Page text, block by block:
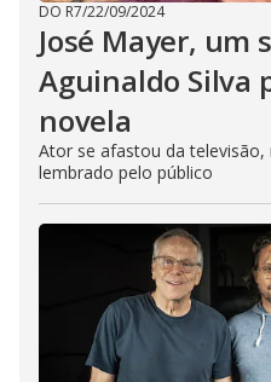
DO R7/22/09/2024
José Mayer, um
Aguinaldo Silva
novela
Ator se afastou da
lembrado pelo público